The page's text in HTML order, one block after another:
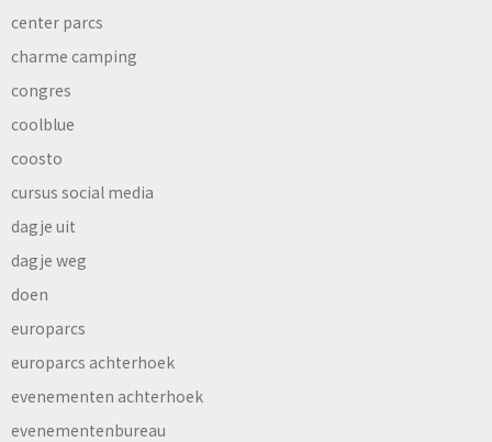
center parcs
charme camping
congres
coolblue
coosto
cursus social media
dagje uit
dagje weg
doen
europarcs
europarcs achterhoek
evenementen achterhoek
evenementenbureau